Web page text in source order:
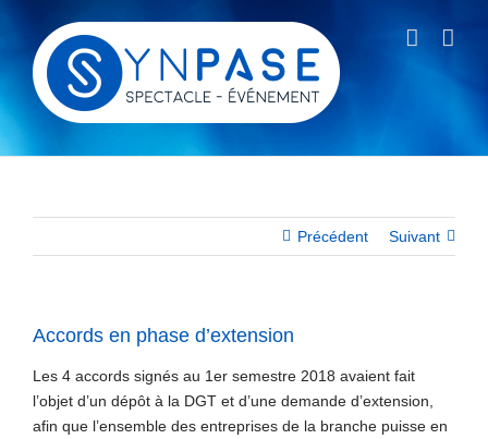
contenu
Précédent Suivant
Accords en phase d’extension
Les 4 accords signés au 1er semestre 2018 avaient fait
l’objet d’un dépôt à la DGT et d’une demande d’extension,
afin que l’ensemble des entreprises de la branche puisse en